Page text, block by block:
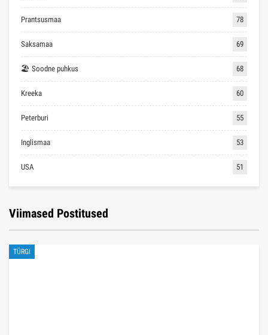
Prantsusmaa 78
Saksamaa 69
🏖 Soodne puhkus 68
Kreeka 60
Peterburi 55
Inglismaa 53
USA 51
Viimased Postitused
TÜRGI